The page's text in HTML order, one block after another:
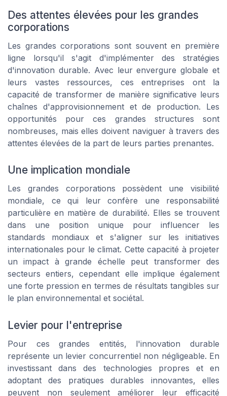
Des attentes élevées pour les grandes
corporations
Les grandes corporations sont souvent en première
ligne lorsqu'il s'agit d'implémenter des stratégies
d'innovation durable. Avec leur envergure globale et
leurs vastes ressources, ces entreprises ont la
capacité de transformer de manière significative leurs
chaînes d'approvisionnement et de production. Les
opportunités pour ces grandes structures sont
nombreuses, mais elles doivent naviguer à travers des
attentes élevées de la part de leurs parties prenantes.
Une implication mondiale
Les grandes corporations possèdent une visibilité
mondiale, ce qui leur confère une responsabilité
particulière en matière de durabilité. Elles se trouvent
dans une position unique pour influencer les
standards mondiaux et s'aligner sur les initiatives
internationales pour le climat. Cette capacité à projeter
un impact à grande échelle peut transformer des
secteurs entiers, cependant elle implique également
une forte pression en termes de résultats tangibles sur
le plan environnemental et sociétal.
Levier pour l'entreprise
Pour ces grandes entités, l'innovation durable
représente un levier concurrentiel non négligeable. En
investissant dans des technologies propres et en
adoptant des pratiques durables innovantes, elles
peuvent non seulement améliorer leur efficacité